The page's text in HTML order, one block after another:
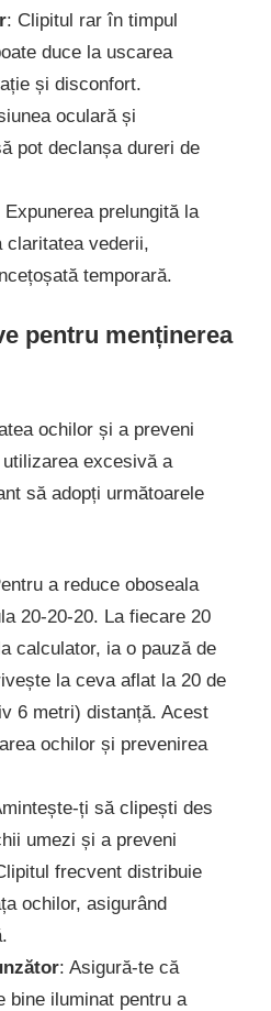
: Clipitul rar în timpul
duce la uscarea
și disconfort.
oculară și
pot declanșa dureri de
Expunerea prelungită la
claritatea vederii,
temporară.
pentru menținerea
ochilor și a preveni
excesivă a
să adopți următoarele
a reduce oboseala
20-20-20. La fiecare 20
calculator, ia o pauză de
la ceva aflat la 20 de
6 metri) distanță. Acest
ochilor și prevenirea
ți să clipești des
umezi și a preveni
frecvent distribuie
ochilor, asigurând
: Asigură-te că
bine iluminat pentru a